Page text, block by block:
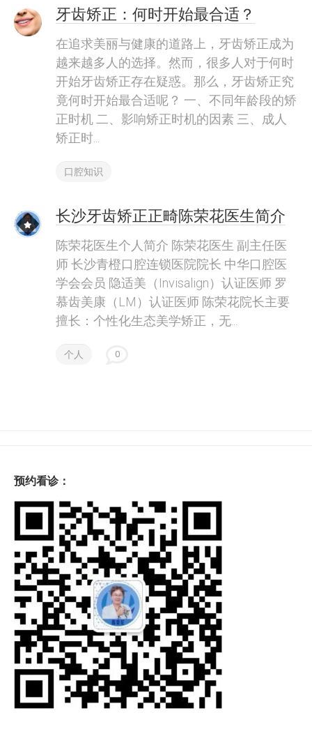
牙齿矫正：何时开始最合适？
在追求美丽与健康的道路上，牙齿矫正成为
越来越多人的选择。然而，很多人对于何时
开始牙齿矫正存在疑惑。那么，牙齿矫正究
竟何时开始最合适呢？ 一、不同年龄段的矫
正时机 二、影响矫正时机的因素 三、成人
矫正时...
口腔知识
长沙牙齿矫正正畸陈荣花医生简介
陈荣花医生个人简介 陈荣花医生 副主任医
师 长沙青橙口腔连锁医院院长 中华口腔医
学会会员 隐适美（Invisalign）认证医师 罗
慕齿美康（LM）认证医师 陈荣花院长主要
擅长：个性化生态美学矫正，无...
个人 0
预约看诊：